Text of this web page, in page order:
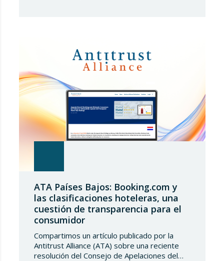
entrada de acero, estableciendo un
contingente arancelario de…
ATA Países Bajos: Booking.com y
las clasificaciones hoteleras, una
cuestión de transparencia para el
consumidor
Compartimos un artículo publicado por la
Antitrust Alliance (ATA) sobre una reciente
resolución del Consejo de Apelaciones del